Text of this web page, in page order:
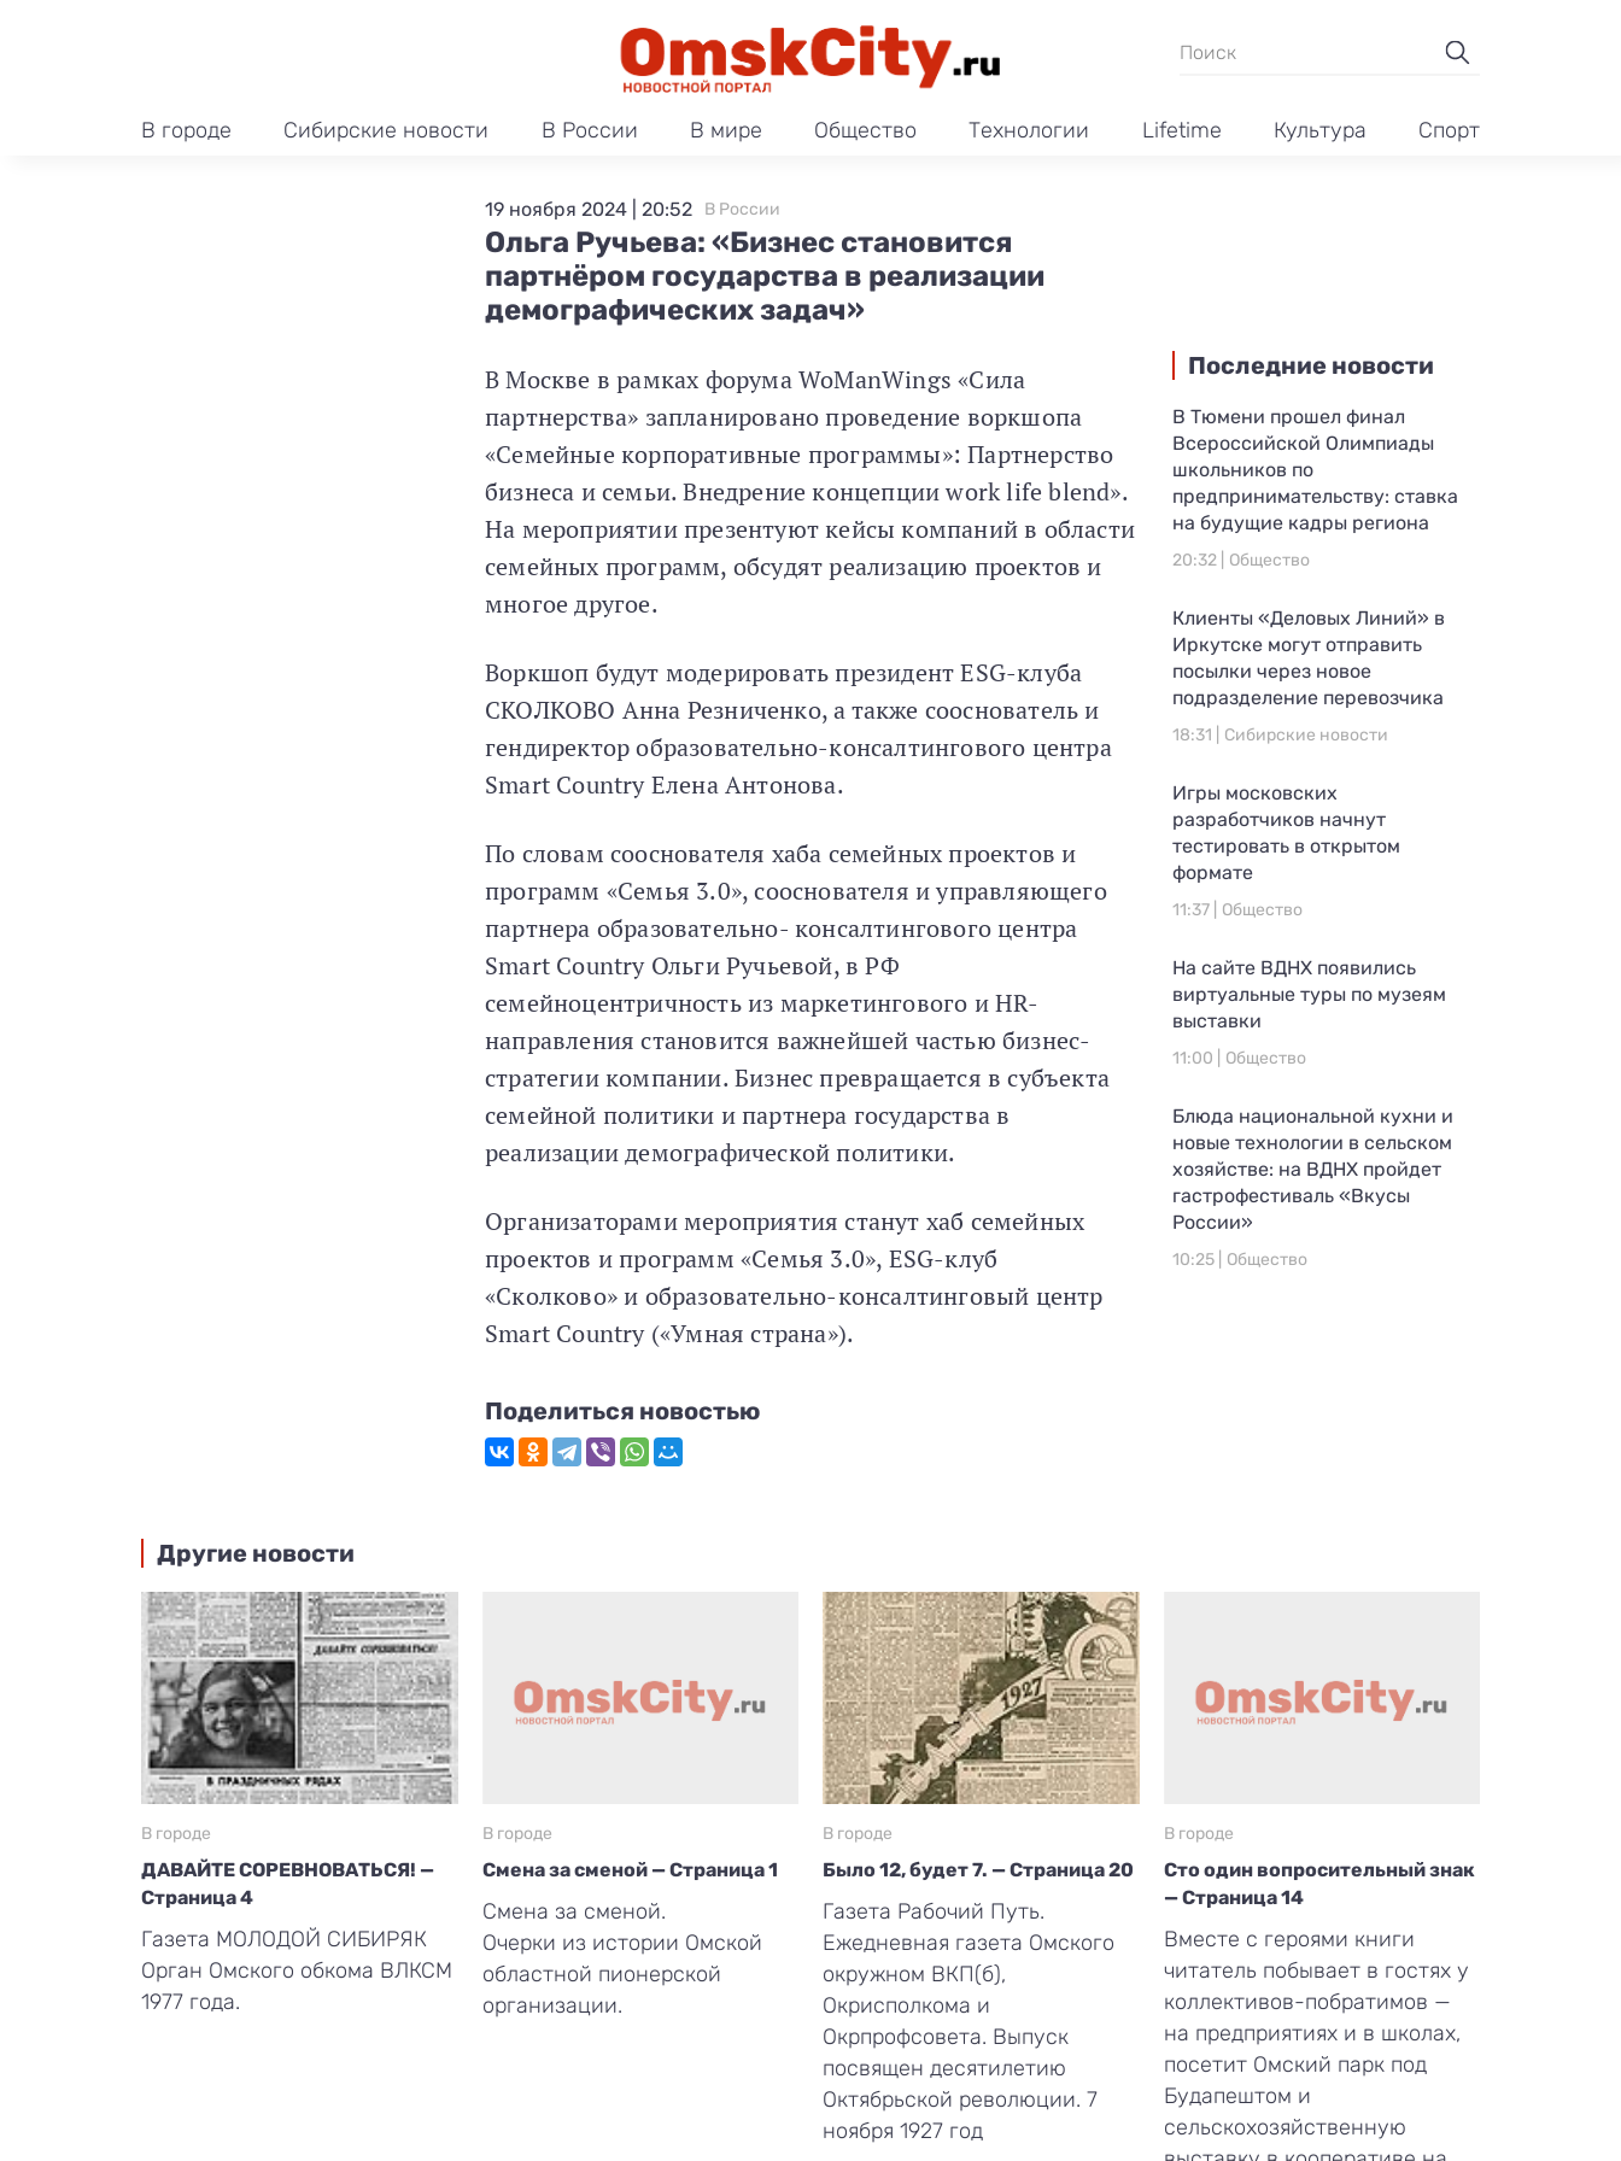
В городе Сибирские новости В России В мире Общество Технологии Lifetime Культура Спорт
Ольга Ручьева: «Бизнес становится
партнёром государства в реализации
демографических задач»
19 ноября 2024 | 20:52 В России
В Москве в рамках форума WoManWings «Сила
партнерства» запланировано проведение воркшопа
«Семейные корпоративные программы»: Партнерство
бизнеса и семьи. Внедрение концепции work life blend».
На мероприятии презентуют кейсы компаний в области
семейных программ, обсудят реализацию проектов и
многое другое.
Воркшоп будут модерировать президент ESG-клуба
СКОЛКОВО Анна Резниченко, а также сооснователь и
гендиректор образовательно-консалтингового центра
Smart Country Елена Антонова.
По словам сооснователя хаба семейных проектов и
программ «Семья 3.0», сооснователя и управляющего
партнера образовательно- консалтингового центра
Smart Country Ольги Ручьевой, в РФ
семейноцентричность из маркетингового и HR-
направления становится важнейшей частью бизнес-
стратегии компании. Бизнес превращается в субъекта
семейной политики и партнера государства в
реализации демографической политики.
Организаторами мероприятия станут хаб семейных
проектов и программ «Семья 3.0», ESG-клуб
«Сколково» и образовательно-консалтинговый центр
Smart Country («Умная страна»).
Поделиться новостью
Последние новости
В Тюмени прошел финал
Всероссийской Олимпиады
школьников по
предпринимательству: ставка
на будущие кадры региона
20:32 | Общество
Клиенты «Деловых Линий» в
Иркутске могут отправить
посылки через новое
подразделение перевозчика
18:31 | Сибирские новости
Игры московских
разработчиков начнут
тестировать в открытом
формате
11:37 | Общество
На сайте ВДНХ появились
виртуальные туры по музеям
выставки
11:00 | Общество
Блюда национальной кухни и
новые технологии в сельском
хозяйстве: на ВДНХ пройдет
гастрофестиваль «Вкусы
России»
10:25 | Общество
Другие новости
В городе
ДАВАЙТЕ СОРЕВНОВАТЬСЯ! —
Страница 4
Газета МОЛОДОЙ СИБИРЯК
Орган Омского обкома ВЛКСМ
1977 года.
В городе
Смена за сменой — Страница 1
Смена за сменой.
Очерки из истории Омской
областной пионерской
организации.
В городе
Было 12, будет 7. — Страница 20
Газета Рабочий Путь.
Ежедневная газета Омского
окружном ВКП(б),
Окрисполкома и
Окрпрофсовета. Выпуск
посвящен десятилетию
Октябрьской революции. 7
ноября 1927 год
В городе
Сто один вопросительный знак
— Страница 14
Вместе с героями книги
читатель побывает в гостях у
коллективов-побратимов —
на предприятиях и в школах,
посетит Омский парк под
Будапештом и
сельскохозяйственную